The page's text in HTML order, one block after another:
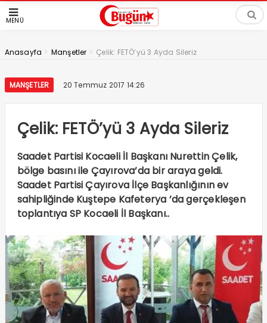
MENÜ
Anasayfa > Manşetler > Çelik: FETÖ’yü 3 Ayda Sileriz
MANŞETLER 20 Temmuz 2017 14:26
Çelik: FETÖ’yü 3 Ayda Sileriz
Saadet Partisi Kocaeli İl Başkanı Nurettin Çelik,
bölge basını ile Çayırova’da bir araya geldi.
Saadet Partisi Çayırova İlçe Başkanlığının ev
sahipliğinde Kuştepe Kafeterya ’da gerçekleşen
toplantıya SP Kocaeli İl Başkanı..